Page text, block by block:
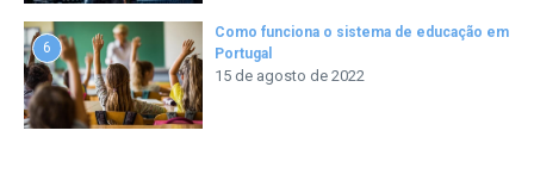
6
Como funciona o sistema de educação em
Portugal
15 de agosto de 2022